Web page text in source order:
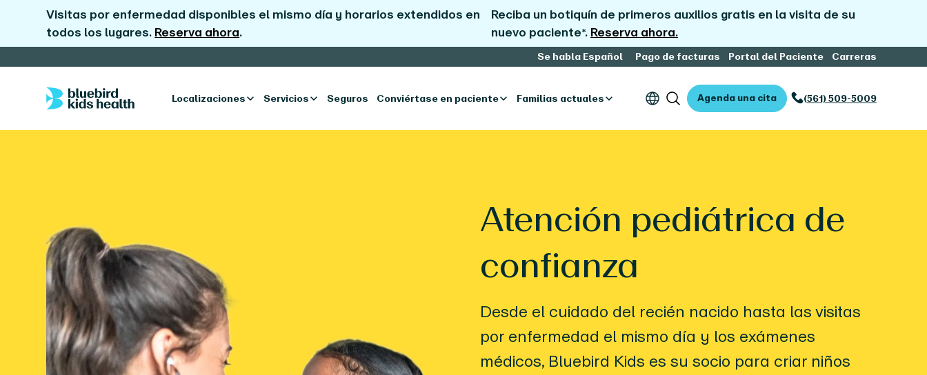
Visitas por enfermedad disponibles el mismo día y horarios extendidos en
todos los lugares. Reserva ahora.
Reciba un botiquín de primeros auxilios gratis en la visita de su
nuevo paciente*. Reserva ahora.
Se habla Español Pago de facturas Portal del Paciente Carreras
Localizaciones Servicios Seguros Conviértase en paciente Familias actuales Agenda una cita (561) 509-5009
Atención pediátrica de
confianza
Desde el cuidado del recién nacido hasta las visitas
por enfermedad el mismo día y los exámenes
médicos, Bluebird Kids es su socio para criar niños